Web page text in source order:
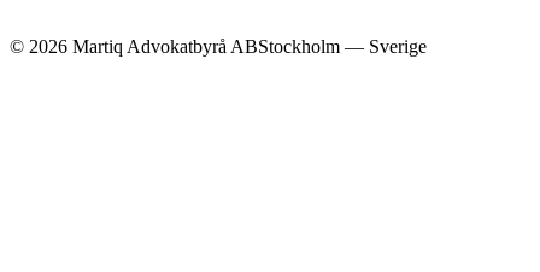
© 2026 Martiq Advokatbyrå ABStockholm — Sverige